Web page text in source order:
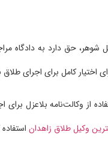
شوهر، حق دارد به دادگاه
اختیار کامل برای اجرای طلاق
وکالت‌نامه بلاعزل برای
وکیل طلاق زاهدان